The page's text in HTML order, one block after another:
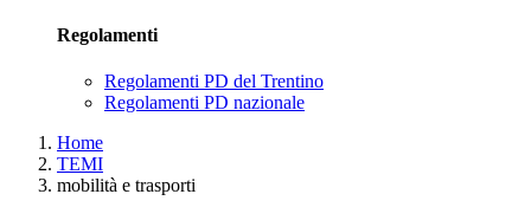
Regolamenti
Regolamenti PD del Trentino
Regolamenti PD nazionale
Home
TEMI
mobilità e trasporti